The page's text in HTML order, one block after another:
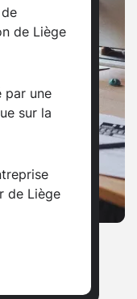
de Liège
par une
sur la
de Liège